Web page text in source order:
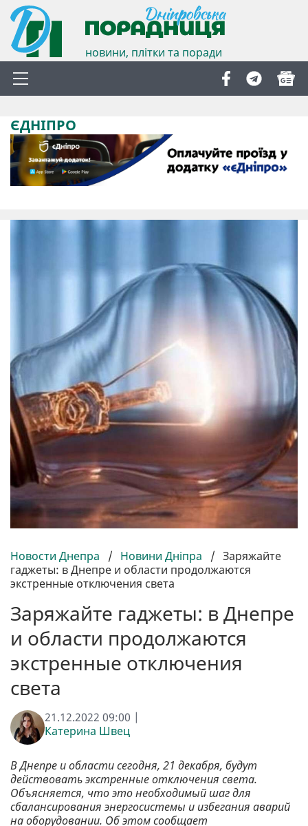
новини, плітки та поради
ЄДНІПРО
Новости Днепра / Новини Дніпра / Заряжайте
гаджеты: в Днепре и области продолжаются
экстренные отключения света
Заряжайте гаджеты: в Днепре
и области продолжаются
экстренные отключения
света
21.12.2022 09:00 |
Катерина Швец
В Днепре и области сегодня, 21 декабря, будут
действовать экстренные отключения света.
Объясняется, что это необходимый шаг для
сбалансирования энергосистемы и избегания аварий
на оборудовании. Об этом сообщает